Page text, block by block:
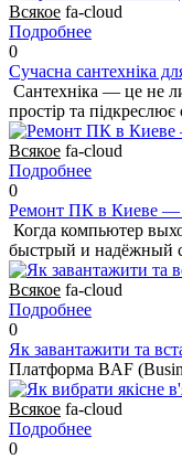
Всякое fa-cloud
Подробнее
0
Сучасна сантехніка
Сантехніка — це не
простір та
Всякое fa-cloud
Подробнее
0
Ремонт ПК в Киеве —
Когда компьютер
быстрый и надёжный
Всякое fa-cloud
Подробнее
0
Як завантажити та
Платформа BAF
Всякое fa-cloud
Подробнее
0